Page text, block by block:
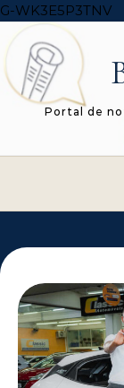
G-WK3E5P3TNV
Portal de